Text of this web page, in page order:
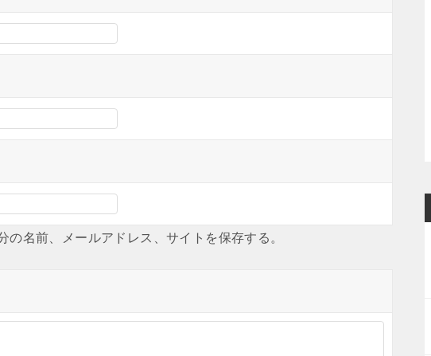
名前、メールアドレス、サイトを保存する。